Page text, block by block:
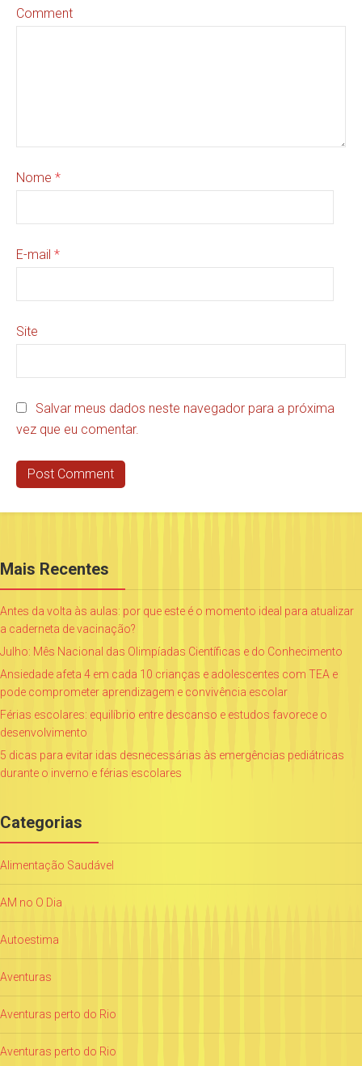
Comment
Nome *
E-mail *
Site
Salvar meus dados neste navegador para a próxima
vez que eu comentar.
Mais Recentes
Antes da volta às aulas: por que este é o momento ideal para atualizar
a caderneta de vacinação?
Julho: Mês Nacional das Olimpíadas Científicas e do Conhecimento
Ansiedade afeta 4 em cada 10 crianças e adolescentes com TEA e
pode comprometer aprendizagem e convivência escolar
Férias escolares: equilíbrio entre descanso e estudos favorece o
desenvolvimento
5 dicas para evitar idas desnecessárias às emergências pediátricas
durante o inverno e férias escolares
Categorias
Alimentação Saudável
AM no O Dia
Autoestima
Aventuras
Aventuras perto do Rio
Aventuras perto do Rio